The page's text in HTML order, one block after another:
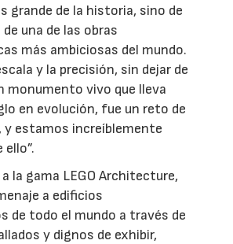
grande de la historia, sino de
una de las obras
más ambiciosas del mundo.
y la precisión, sin dejar de
monumento vivo que lleva
en evolución, fue un reto de
y estamos increíblemente
la gama LEGO Architecture,
a edificios
de todo el mundo a través de
y dignos de exhibir,